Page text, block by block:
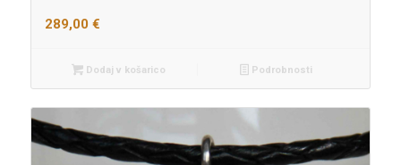
289,00 €
Dodaj v košarico Podrobnosti